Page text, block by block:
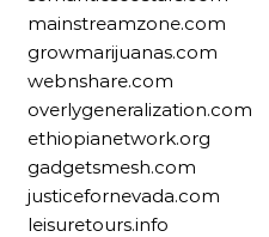
mainstreamzone.com
growmarijuanas.com
webnshare.com
overlygeneralization.com
ethiopianetwork.org
gadgetsmesh.com
justicefornevada.com
leisuretours.info